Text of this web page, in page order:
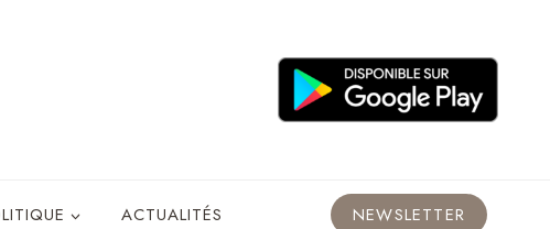
ACTUALITÉS NEWSLETTER